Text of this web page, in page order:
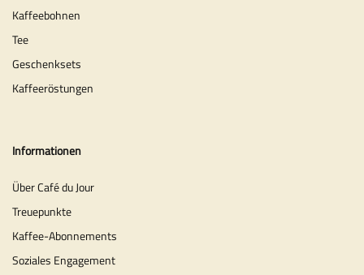
Kaffeebohnen
Tee
Geschenksets
Kaffeeröstungen
Informationen
Über Café du Jour
Treuepunkte
Kaffee-Abonnements
Soziales Engagement